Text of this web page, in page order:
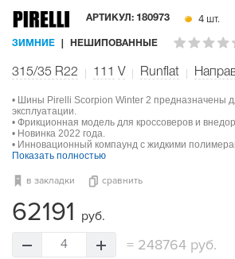
АРТИКУЛ: 180973 4 шт.
ЗИМНИЕ НЕШИПОВАННЫЕ
315/35 R22 111 V Runflat
• Шины Pirelli Scorpion Winter 2 предназначены
эксплуатации.
• Фрикционная модель для кроссоверов и
• Новинка 2022 года.
• Инновационный компаунд с жидкими
Показать полностью
в закладки сравнить
62191 руб.
4 = 248764 руб.